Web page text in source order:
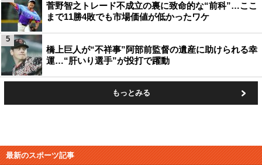
菅野智之トレード不成立の裏に致命的な“前科”…ここ
まで11勝4敗でも市場価値が低かったワケ
橋上巨人が“不祥事”阿部前監督の遺産に助けられる幸
運…“肝いり選手”が投打で躍動
5
もっとみる
最新のスポーツ記事